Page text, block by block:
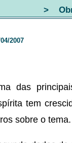
>
2007
das
tem
sobre o tema.